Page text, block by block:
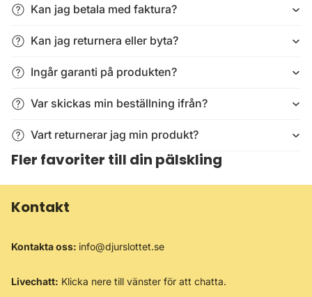
Kan jag betala med faktura?
Kan jag returnera eller byta?
Ingår garanti på produkten?
Var skickas min beställning ifrån?
Vart returnerar jag min produkt?
Fler favoriter till din pälskling
Kontakt
Kontakta oss: info@djurslottet.se
Livechatt: Klicka nere till vänster för att chatta.